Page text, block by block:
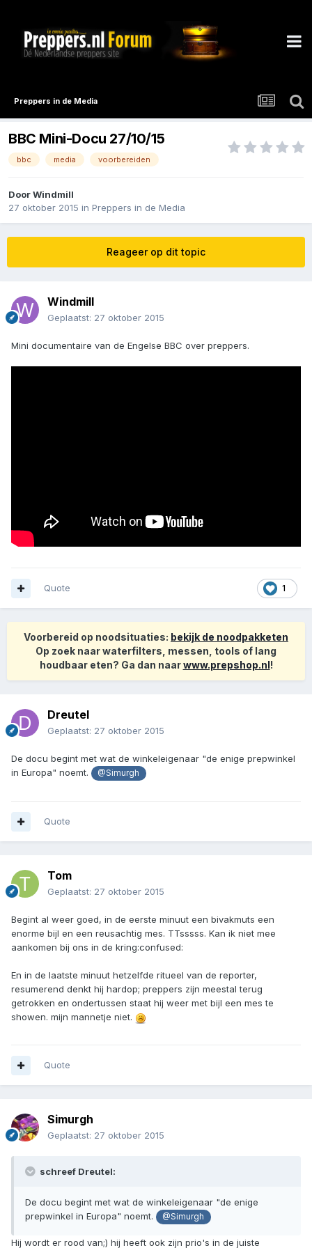
Preppers in de Media
BBC Mini-Docu 27/10/15
bbc media voorbereiden
DoorWindmill
27 oktober 2015 in Preppers in de Media
Reageer op dit topic
Windmill
Geplaatst: 27 oktober 2015
Mini documentaire van de Engelse BBC over preppers.
1
Quote
Voorbereid op noodsituaties: bekijk de noodpakketen
Op zoek naar waterfilters, messen, tools of lang
houdbaar eten? Ga dan naarwww.prepshop.nl!
Dreutel
Geplaatst: 27 oktober 2015
De docu begint met wat de winkeleigenaar "de enige prepwinkel
in Europa" noemt.
@Simurgh
Quote
Tom
Geplaatst: 27 oktober 2015
Begint al weer goed, in de eerste minuut een bivakmuts een
enorme bijl en een reusachtig mes. TTsssss. Kan ik niet mee
aankomen bij ons in de kring:confused:
En in de laatste minuut hetzelfde ritueel van de reporter,
resumerend denkt hij hardop; preppers zijn meestal terug
getrokken en ondertussen staat hij weer met bijl een mes te
showen. mijn mannetje niet.
Quote
Simurgh
Geplaatst: 27 oktober 2015
schreef Dreutel:
De docu begint met wat de winkeleigenaar "de enige
prepwinkel in Europa" noemt.
@Simurgh
Hij wordt er rood van;) hij heeft ook zijn prio's in de juiste